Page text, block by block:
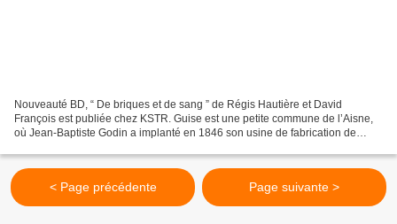
Nouveauté BD, “ De briques et de sang ” de Régis Hautière et David
François est publiée chez KSTR. Guise est une petite commune de l’Aisne,
où Jean-Baptiste Godin a implanté en 1846 son usine de fabrication de
< Page précédente Page suivante >